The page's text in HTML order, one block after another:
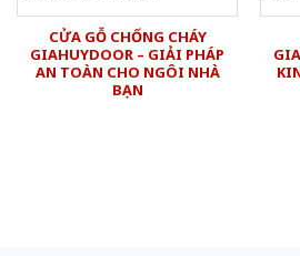
CỬA GỖ CHỐNG CHÁY
GIAHUYDOOR – GIẢI PHÁP
AN TOÀN CHO NGÔI NHÀ
BẠN